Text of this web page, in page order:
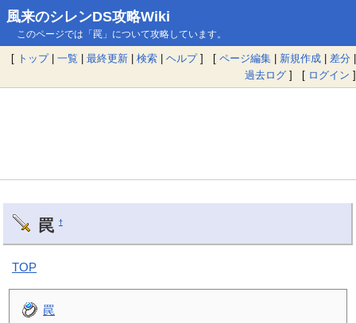
風来のシレンDS攻略Wiki
このページでは「罠」について攻略しています。
[ トップ| 一覧 | 最終更新 | 検索 | ヘルプ] [ ページ編集 | 新規作成 | 差分 |
過去ログ ] [ ログイン ]
罠 †
TOP
罠